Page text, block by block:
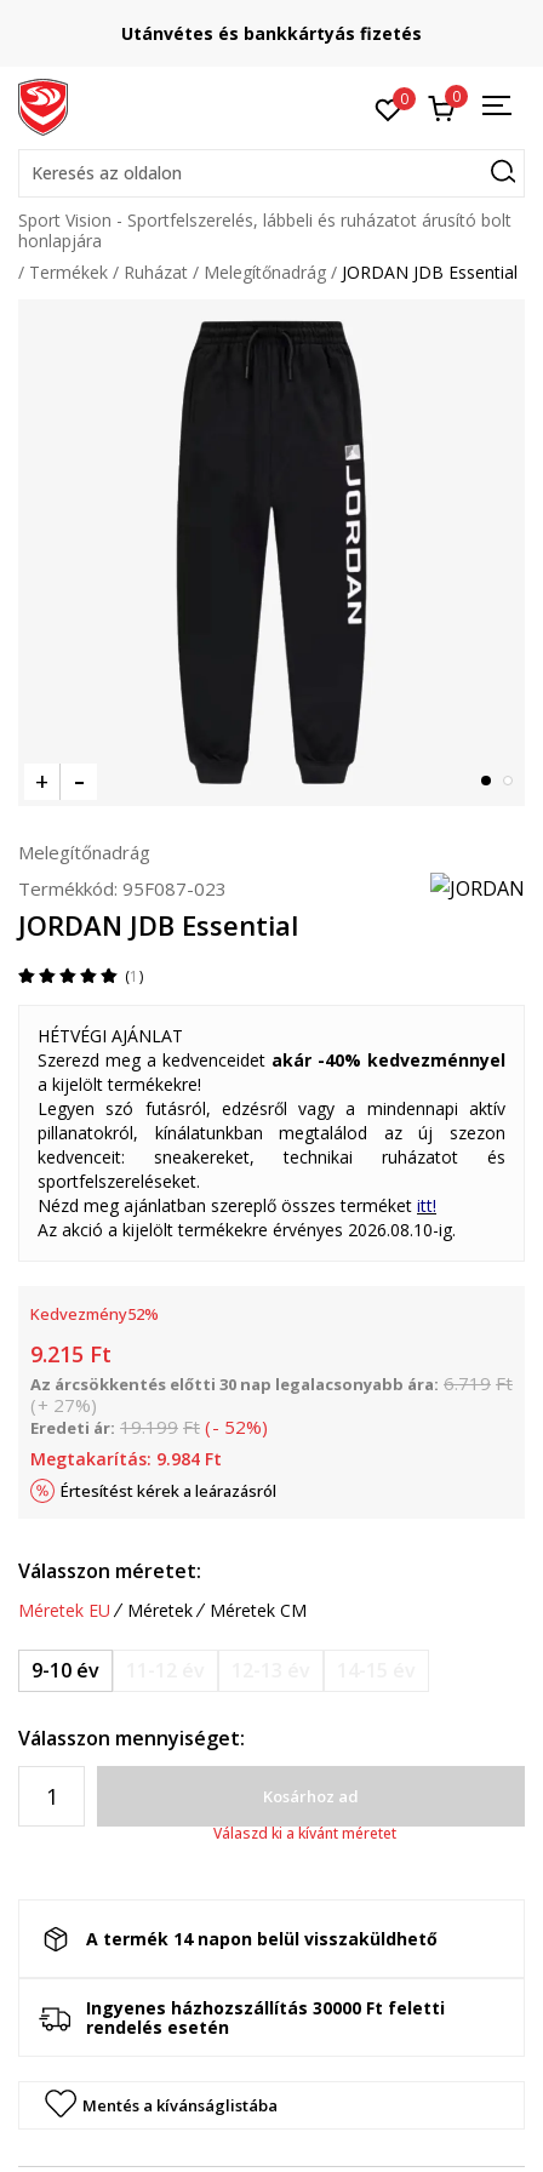
Utánvétes és bankkártyás fizetés
0 0
Keresés az oldalon
Sport Vision - Sportfelszerelés, lábbeli és ruházatot árusító bolt
honlapjára
Termékek
Ruházat Melegítőnadrág JORDAN JDB Essential
Melegítőnadrág
Termékkód: 95F087-023
JORDAN JDB Essential
1
HÉTVÉGI AJÁNLAT
Szerezd meg a kedvenceidet akár -40% kedvezménnyel
a kijelölt termékekre!
Legyen szó futásról, edzésről vagy a mindennapi aktív
pillanatokról, kínálatunkban megtalálod az új szezon
kedvenceit: sneakereket, technikai ruházatot és
sportfelszereléseket.
Nézd meg ajánlatban szereplő összes terméket itt!
Az akció a kijelölt termékekre érvényes 2026.08.10-ig.
Kedvezmény52%
9.215 Ft
Az árcsökkentés előtti 30 nap legalacsonyabb ára: 6.719 Ft
(+ 27%)
Eredeti ár: 19.199 Ft (- 52%)
Megtakarítás: 9.984 Ft
Értesítést kérek a leárazásról
Válasszon méretet:
Méretek EU Méretek Méretek CM
9-10 év
Válasszon mennyiséget:
Kosárhoz ad
Válaszd ki a kívánt méretet
A termék 14 napon belül visszaküldhető
Ingyenes házhozszállítás 30000 Ft feletti
rendelés esetén
Mentés a kívánságlistába